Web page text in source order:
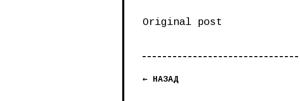
Original post
← НАЗАД